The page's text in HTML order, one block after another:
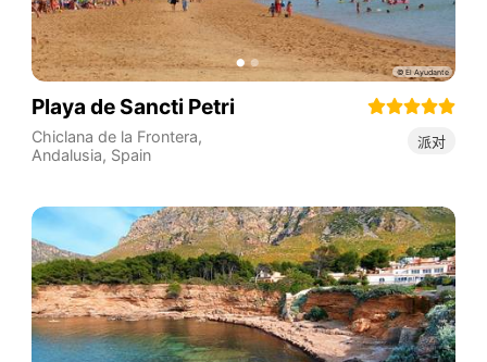
Playa de Sancti Petri
Chiclana de la Frontera,
Andalusia, Spain
派对